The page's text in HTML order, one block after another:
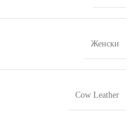
Женски
Cow Leather